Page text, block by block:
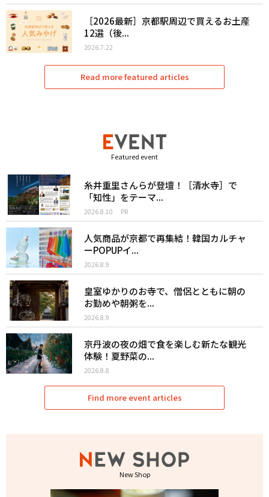
［2026最新］京都駅周辺で買えるお土産
12選（後...
2026.7.22
Read more featured articles
Featured event
糸井重里さんらが登壇！［清水寺］で
「知性」をテーマ...
2026.8.10 PR
人気商品が京都で再集結！韓国カルチャ
ーPOPUPイ...
2026.8.9
皇室ゆかりのお寺で、僧侶とともに朝の
お勤めや朝粥を...
2026.8.9
京丹波の夜の畑で食を楽しむ新たな観光
体験！夏野菜の...
2026.8.8
Find more event articles
New Shop